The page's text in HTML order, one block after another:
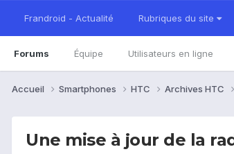
Frandroid - Actualité Rubriques du site
Forums Équipe Utilisateurs en ligne
Accueil Smartphones HTC Archives HTC
Une mise à jour de la